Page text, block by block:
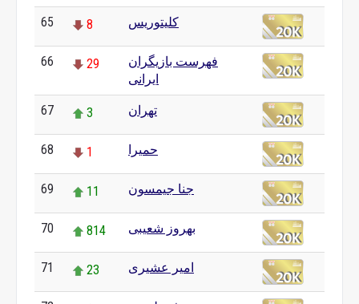
65 8 کلیتوریس
66 29
فهرست بازیگران
ایرانی
67 3 تهران
68 1 حمیرا
69 11 جنا جیمسون
70 814 بهروز شعیبی
71 23 امیر عشیری